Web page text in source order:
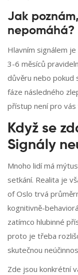
Jak
nepomáhá?
Hlavním signálem
3-6 měsíců
důvěru nebo pokud
fáze následného
přístup není pro vás
Když se
Signály
Mnoho lidí má
setkání. Realita je
of Oslo trvá
kognitivně-
zatímco hlubinné
proto je třeba
skutečnou
Zde jsou konkrétní